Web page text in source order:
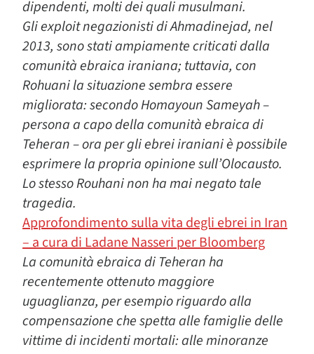
dipendenti, molti dei quali musulmani.
Gli exploit negazionisti di Ahmadinejad, nel
2013, sono stati ampiamente criticati dalla
comunità ebraica iraniana; tuttavia, con
Rohuani la situazione sembra essere
migliorata: secondo Homayoun Sameyah –
persona a capo della comunità ebraica di
Teheran – ora per gli ebrei iraniani è possibile
esprimere la propria opinione sull’Olocausto.
Lo stesso Rouhani non ha mai negato tale
tragedia.
Approfondimento sulla vita degli ebrei in Iran
– a cura di Ladane Nasseri per Bloomberg
La comunità ebraica di Teheran ha
recentemente ottenuto maggiore
uguaglianza, per esempio riguardo alla
compensazione che spetta alle famiglie delle
vittime di incidenti mortali: alle minoranze